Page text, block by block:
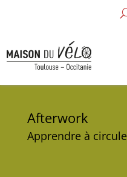
Afterwork
Apprendre à